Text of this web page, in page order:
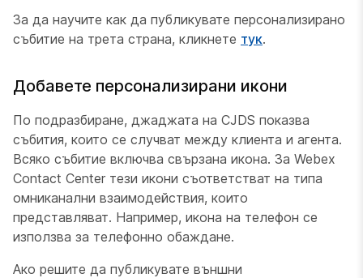
За да научите как да публикувате персонализирано
събитие на трета страна, кликнете тук.
Добавете персонализирани икони
По подразбиране, джаджата на CJDS показва
събития, които се случват между клиента и агента.
Всяко събитие включва свързана икона. За Webex
Contact Center тези икони съответстват на типа
омниканални взаимодействия, които
представляват. Например, икона на телефон се
използва за телефонно обаждане.
Ако решите да публикувате външни